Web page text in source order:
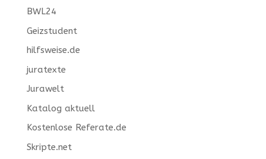
BWL24
Geizstudent
hilfsweise.de
juratexte
Jurawelt
Katalog aktuell
Kostenlose Referate.de
Skripte.net